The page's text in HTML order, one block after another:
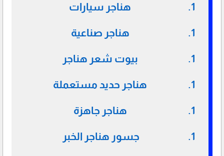
هناجر سيارات
هناجر صناعية
بيوت شعر هناجر
هناجر حديد مستعملة
هناجر جاهزة
جسور هناجر الخبر